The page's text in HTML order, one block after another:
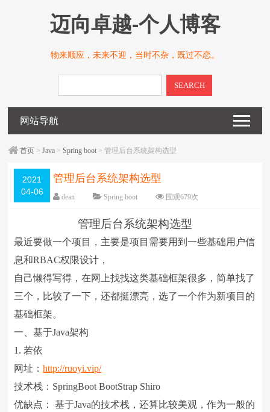
迈向卓越-个人博客
物来顺应，未来不迎，当时不杂，既过不恋。
SEARCH
网站导航
首页 >Java >Spring boot > 管理后台系统架构选型
2021
04-06
管理后台系统架构选型
dean Spring boot 围观679次
字体：大 中 小
管理后台系统架构选型
最近要做一个项目，主要是项目需要用到一些基础用户信
息和RBAC权限设计，
自己懒得写得，在网上找找这类基础框架很多，简单找了
三个，比较了一下，还都挺漂亮，选了一个作为新项目的
基础框架。
一、基于Java架构
1. 若依
网址：http://ruoyi.vip/
技术栈：SpringBoot BootStrap Shiro
优缺点： 基于Java的技术栈，还算比较美观，作为一般的